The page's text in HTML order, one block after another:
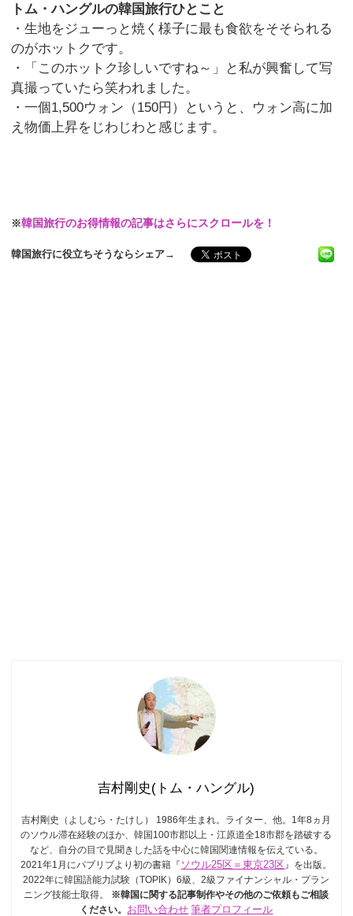
トム・ハングルの韓国旅行ひとこと
・生地をジューっと焼く様子に最も食欲をそそられる
のがホットクです。
・「このホットク珍しいですね～」と私が興奮して写
真撮っていたら笑われました。
・一個1,500ウォン（150円）というと、ウォン高に加
え物価上昇をじわじわと感じます。
※韓国旅行のお得情報の記事はさらにスクロールを！
韓国旅行に役立ちそうならシェア→
吉村剛史(トム・ハングル)
吉村剛史（よしむら・たけし） 1986年生まれ。ライター、他。1年8ヵ月
のソウル滞在経験のほか、韓国100市郡以上・江原道全18市郡を踏破する
など、自分の目で見聞きした話を中心に韓国関連情報を伝えている。
2021年1月にパブリブより初の書籍『 ソウル25区＝東京23区 』を出版。
2022年に韓国語能力試験（TOPIK）6級、2級ファイナンシャル・プラン
ニング技能士取得。 ※韓国に関する記事制作やその他のご依頼もご相談
ください。 お問い合わせ 筆者プロフィール